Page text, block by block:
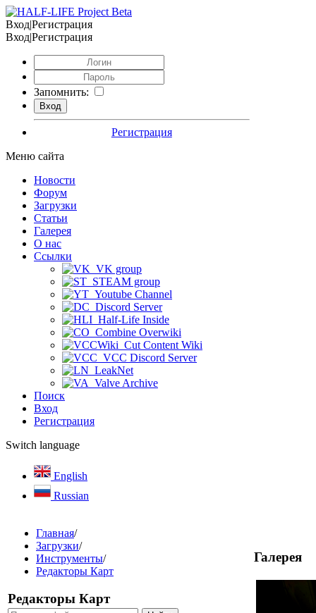
Вход|Регистрация
Вход|Регистрация
Запомнить:
Регистрация
Меню сайта
Новости
Форум
Загрузки
Статьи
Галерея
О нас
Ссылки
VK group
STEAM group
Youtube Channel
Discord Server
Half-Life Inside
Combine Overwiki
Cut Content Wiki
VCC Discord Server
LeakNet
Valve Archive
Поиск
Вход
Регистрация
Switch language
English
Russian
Главная/
Загрузки/
Инструменты/
Редакторы Карт
Редакторы Карт
Галерея